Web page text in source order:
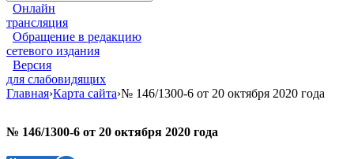
Онлайн
трансляция
Обращение в редакцию
сетевого издания
Версия
для слабовидящих
Главная›Карта сайта›№ 146/1300-6 от 20 октября 2020 года
№ 146/1300-6 от 20 октября 2020 года